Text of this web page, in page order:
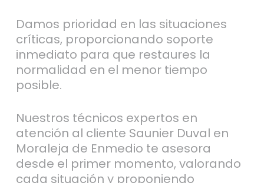
Damos prioridad en las situaciones
críticas, proporcionando soporte
inmediato para que restaures la
normalidad en el menor tiempo
posible.
Nuestros técnicos expertos en
atención al cliente Saunier Duval en
Moraleja de Enmedio te asesora
desde el primer momento, valorando
cada situación y proponiendo